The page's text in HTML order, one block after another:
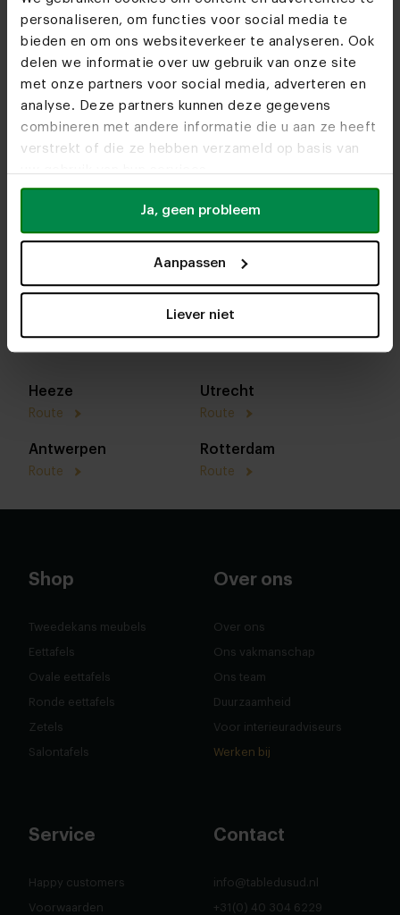
personaliseren, om functies voor social media te
bieden en om ons websiteverkeer te analyseren. Ook
delen we informatie over uw gebruik van onze site
met onze partners voor social media, adverteren en
analyse. Deze partners kunnen deze gegevens
combineren met andere informatie die u aan ze heeft
verstrekt of die ze hebben verzameld op basis van
Ja, geen probleem
Aanpassen
Liever niet
In onze woonwinkels kun je altijd terecht voor
interieuradvies, stof- en kleurstalen of om je favo
designs te bekijken. We helpen je graag bij het
samenstellen van jouw meubel. Tot snel!
Heeze
Route
Utrecht
Route
Antwerpen
Route
Rotterdam
Route
Shop
Tweedekans meubels
Eettafels
Ovale eettafels
Ronde eettafels
Zetels
Salontafels
Over ons
Over ons
Ons vakmanschap
Ons team
Duurzaamheid
Voor interieuradviseurs
Werken bij
Service
Happy customers
Voorwaarden
Contact
info@tabledusud.nl
+31(0) 40 304 6229